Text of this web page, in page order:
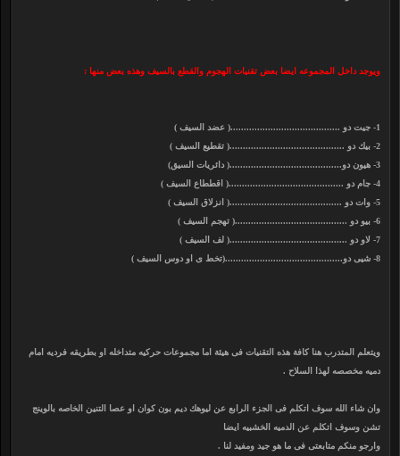
ويوجد داخل المجموعه ايضا بعض تقنيات الهجوم والقطع بالسيف وهذه بعض منها :
1- جيت دو .........................................( عضد السيف )
2- بيك دو ...........................................( تقطيع السيف )
3- هيون دو..........................................( دائريات السيق)
4- جام دو ...........................................( اقططاع السيف )
5- وات دو ..........................................( انزلاق السيف )
6- بيو دو ..........................................( تهجم السيف )
7- لاو دو ............................................( لف السيف )
8- شيى دو............................................(تخط ى او دوس السيف )
ويتعلم المتدرب هنا كافة هذه التقنيات فى هيئة اما مجموعات حركيه متداخله او بطريقه فرديه امام
دميه مخصصه لهذا السلاح .
وان شاء الله سوف اتكلم فى الجزء الرابع عن ليوهك ديم بون كوان او عصا التنين الخاصه بالوينج
تشن وسوف اتكلم عن الدميه الخشبيه ايضا
وارجو منكم متابعتى فى ما هو جيد ومفيد لنا .